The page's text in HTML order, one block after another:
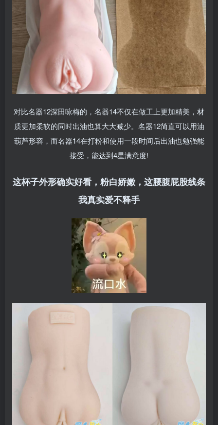
对比名器12深田咏梅的，名器14不仅在做工上更加精美，材
质更加柔软的同时出油也算大大减少。名器12简直可以用油
葫芦形容，而名器14在打粉和使用一段时间后出油也勉强能
接受，能达到4星满意度!
这杯子外形确实好看，粉白娇嫩，这腰腹屁股线条
我真实爱不释手